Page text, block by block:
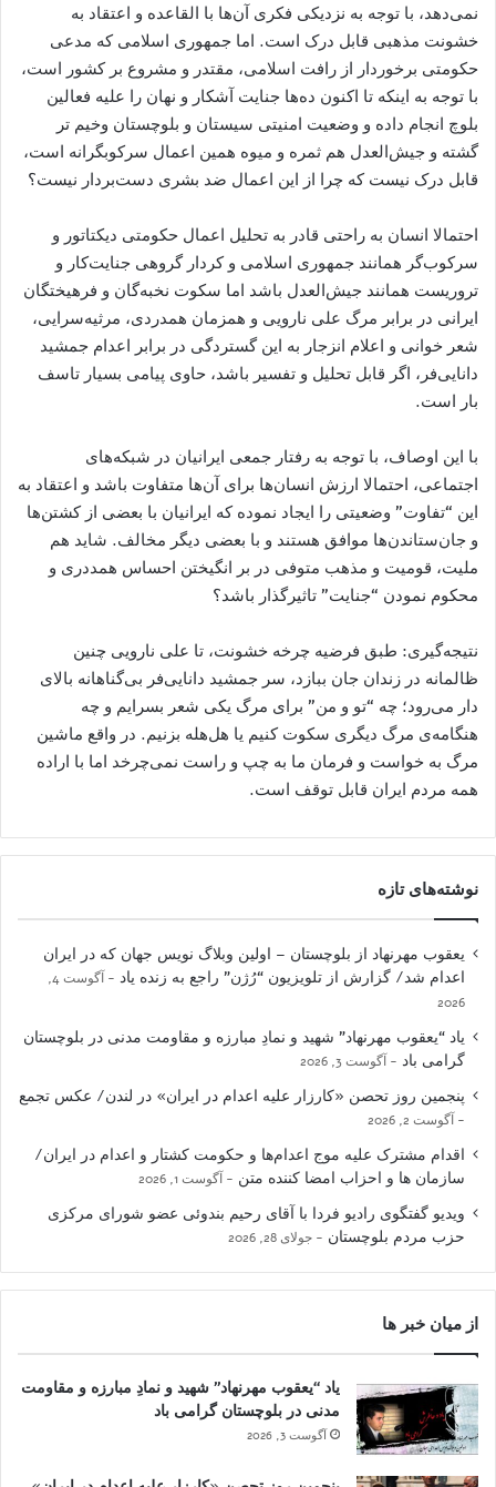
نمی‌دهد، با توجه به نزدیکی فکری آن‌ها با القاعده و اعتقاد به
خشونت مذهبی قابل درک است. اما جمهوری اسلامی که مدعی
حکومتی برخوردار از رافت اسلامی، مقتدر و مشروع بر کشور است،
با توجه به اینکه تا اکنون ده‌ها جنایت آشکار و نهان را علیه فعالین
بلوچ انجام داده و وضعیت امنیتی سیستان و بلوچستان وخیم تر
گشته و جیش‌العدل هم ثمره و میوه همین اعمال سرکوبگرانه است،
قابل درک نیست که چرا از این اعمال ضد بشری دست‌بردار نیست؟
احتمالا انسان به راحتی قادر به تحلیل اعمال حکومتی دیکتاتور و
سرکوب‌گر همانند جمهوری اسلامی و کردار گروهی جنایت‌کار و
تروریست همانند جیش‌العدل باشد اما سکوت نخبه‌گان و فرهیختگان
ایرانی در برابر مرگ علی نارویی و همزمان همدردی، مرثیه‌سرایی،
شعر خوانی و اعلام انزجار به این گستردگی در برابر اعدام جمشید
دانایی‌فر، اگر قابل تحلیل و تفسیر باشد، حاوی پیامی بسیار تاسف
بار است.
با این اوصاف، با توجه به رفتار جمعی ایرانیان در شبکه‌های
اجتماعی، احتمالا ارزش انسان‌ها برای آن‌ها متفاوت باشد و اعتقاد به
این “تفاوت” وضعیتی را ایجاد نموده که ایرانیان با بعضی از کشتن‌ها
و جان‌ستاندن‌ها موافق هستند و با بعضی دیگر مخالف. شاید هم
ملیت، قومیت و مذهب متوفی در بر انگیختن احساس همددری و
محکوم نمودن “جنایت” تاثیرگذار باشد؟
نتیجه‌گیری: طبق فرضیه چرخه خشونت، تا علی نارویی چنین
ظالمانه در زندان جان ببازد، سر جمشید دانایی‌فر بی‌گناهانه بالای
دار می‌رود؛ چه “تو و من” برای مرگ یکی شعر بسرایم و چه
هنگامه‌ی مرگ دیگری سکوت کنیم یا هل‌هله بزنیم. در واقع ماشین
مرگ به خواست و فرمان ما به چپ و راست نمی‌چرخد اما با اراده
همه مردم ایران قابل توقف است.
نوشته‌های تازه
یعقوب مهرنهاد از بلوچستان – اولین وبلاگ نویس جهان که در ایران
اعدام شد/ گزارش از تلویزیون “رُژن” راجع به زنده یاد
آگوست 4,
2026
یاد “یعقوب مهرنهاد” شهید و نمادِ مبارزه و مقاومت مدنی در بلوچستان
گرامی باد
آگوست 3, 2026
پنجمین روز تحصن «کارزار علیه اعدام در ایران» در لندن/ عکس تجمع
آگوست 2, 2026
اقدام مشترک علیه موج اعدام‌ها و حکومت کشتار و اعدام در ایران/
سازمان ها و احزاب امضا کننده متن
آگوست 1, 2026
ویدیو گفتگوی رادیو فردا با آقای رحیم بندوئی عضو شورای مرکزی
حزب مردم بلوچستان
جولای 28, 2026
از میان خبر ها
یاد “یعقوب مهرنهاد” شهید و نمادِ مبارزه و مقاومت
مدنی در بلوچستان گرامی باد
آگوست 3, 2026